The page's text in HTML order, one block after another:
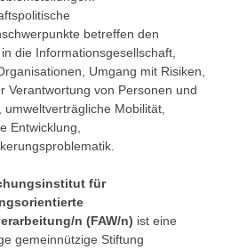
betreffen den
die Informationsgesellschaft,
Umgang mit Risiken,
Verantwortung von Personen und
umweltverträgliche Mobilität,
Entwicklung,
für
n (FAW/n) ist eine
gemeinnützige Stiftung